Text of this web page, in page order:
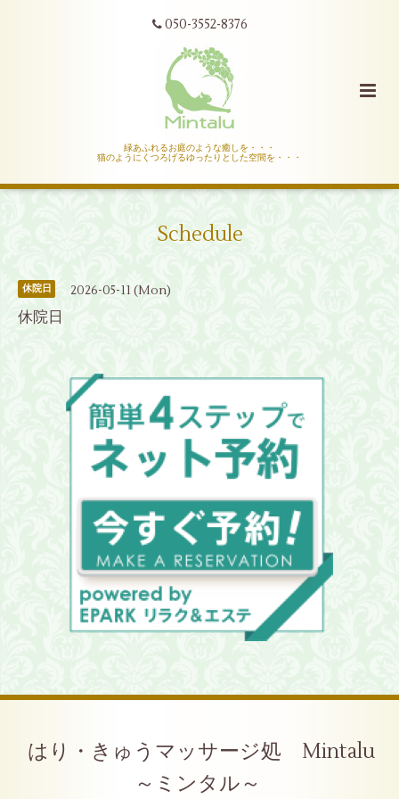
050-3552-8376
緑あふれるお庭のような癒しを・・・
猫のようにくつろげるゆったりとした空間を・・・
Schedule
休院日 2026-05-11 (Mon)
休院日
はり・きゅうマッサージ処 Mintalu
～ミンタル～